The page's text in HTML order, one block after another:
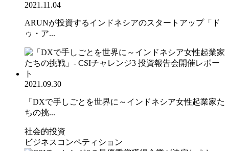
2021.11.04
ARUNが投資するインドネシアのスタートアップ「ド
ゥ・ア...
2021.09.30
「DXで手しごとを世界に～インドネシア女性起業家た
ちの挑...
社会的投資
ビジネスコンペティション